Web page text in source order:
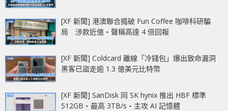
[XF 新聞] 港澳聯合搗破 Fun Coffee 咖啡科研騙
局 涉款近億‧聲稱高達 4 倍回報
[XF 新聞] Coldcard 離線「冷錢包」爆出致命漏洞
黑客已盜走逾 1.3 億美元比特幣
[XF 新聞] SanDisk 同 SK hynix 推出 HBF 標準
512GB‧最高 3TB/s‧主攻 AI 記憶體